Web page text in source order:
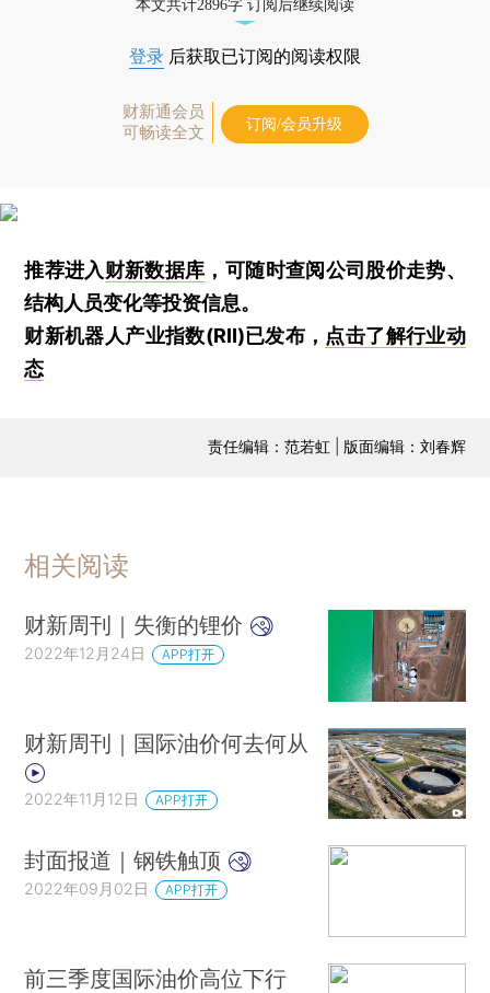
本文共计2896字 订阅后继续阅读
登录 后获取已订阅的阅读权限
财新通会员
可畅读全文
订阅/会员升级
推荐进入财新数据库 ，可随时查阅公司股价走势、
结构人员变化等投资信息。
财新机器人产业指数(RII)已发布， 点击了解行业动
态
责任编辑：范若虹 | 版面编辑：刘春辉
相关阅读
财新周刊｜失衡的锂价
2022年12月24日 APP打开
财新周刊｜国际油价何去何从
2022年11月12日 APP打开
封面报道｜钢铁触顶
2022年09月02日 APP打开
前三季度国际油价高位下行